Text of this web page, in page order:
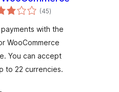
(45કુલ
રેટિંગ્સ
)
with the
WooCommerce
You can accept
to 22 currencies.